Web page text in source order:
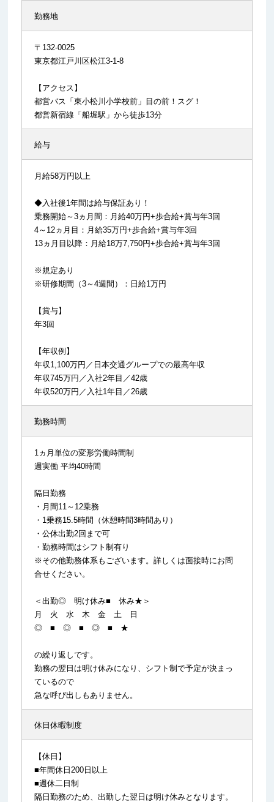
勤務地
〒132-0025
東京都江戸川区松江3-1-8
【アクセス】
都営バス「東小松川小学校前」目の前！スグ！
都営新宿線「船堀駅」から徒歩13分
給与
月給58万円以上
◆入社後1年間は給与保証あり！
乗務開始～3ヵ月間：月給40万円+歩合給+賞与年3回
4～12ヵ月目：月給35万円+歩合給+賞与年3回
13ヵ月目以降：月給18万7,750円+歩合給+賞与年3回
※規定あり
※研修期間（3～4週間）：日給1万円
【賞与】
年3回
【年収例】
年収1,100万円／日本交通グループでの最高年収
年収745万円／入社2年目／42歳
年収520万円／入社1年目／26歳
勤務時間
1ヵ月単位の変形労働時間制
週実働 平均40時間
隔日勤務
・月間11～12乗務
・1乗務15.5時間（休憩時間3時間あり）
・公休出勤2回まで可
・勤務時間はシフト制有り
※その他勤務体系もございます。詳しくは面接時にお問
合せください。
＜出勤◎ 明け休み■ 休み★＞
月 火 水 木 金 土 日
◎ ■ ◎ ■ ◎ ■ ★
の繰り返しです。
勤務の翌日は明け休みになり、シフト制で予定が決まっ
ているので
急な呼び出しもありません。
休日休暇制度
【休日】
■年間休日200日以上
■週休二日制
隔日勤務のため、出勤した翌日は明け休みとなります。